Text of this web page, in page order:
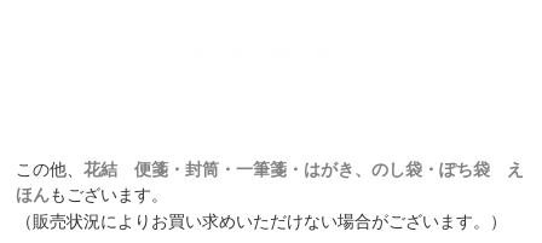
この他、花結 便箋・封筒・一筆箋・はがき、のし袋・ぽち袋 え
ほんもございます。
（販売状況によりお買い求めいただけない場合がございます。）